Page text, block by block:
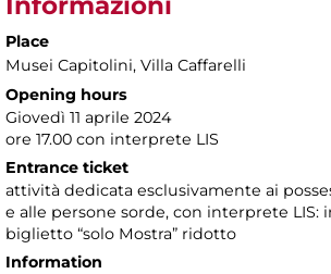
Place
Musei Capitolini, Villa Caffarelli
Opening hours
Giovedì 11 aprile 2024
ore 17.00 con interprete LIS
Entrance ticket
attività dedicata esclusivamente ai
e alle persone sorde, con interprete LIS:
biglietto “solo Mostra” ridotto
Information